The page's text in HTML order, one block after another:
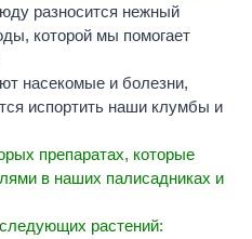
разносится нежный
которой мы помогает
насекомые и болезни,
испортить наши клумбы и
препаратах, которые
в наших палисадниках и
растений: